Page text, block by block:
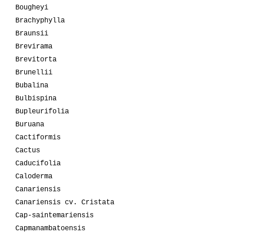
Bougheyi
Brachyphylla
Braunsii
Brevirama
Brevitorta
Brunellii
Bubalina
Bulbispina
Bupleurifolia
Buruana
Cactiformis
Cactus
Caducifolia
Caloderma
Canariensis
Canariensis cv. Cristata
Cap-saintemariensis
Capmanambatoensis